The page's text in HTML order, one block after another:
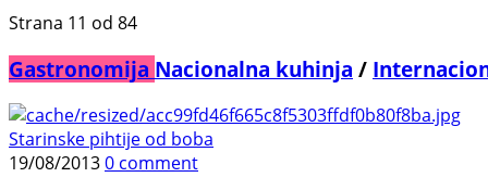
Strana 11 od 84
Gastronomija Nacionalna kuhinja /
Starinske pihtije od boba
19/08/20130 comment